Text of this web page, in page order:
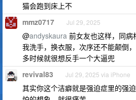
猫会跑到床上不
mmz0717 Jul 29, 2025
@andyskaura 前女友也这样，同病
我洗手，换衣服，次序还不能颠倒
多时候就很想反手一个大逼兜
revival83 Jul 29, 2025 via iPhone
其实你这个洁癖就是强迫症里的强